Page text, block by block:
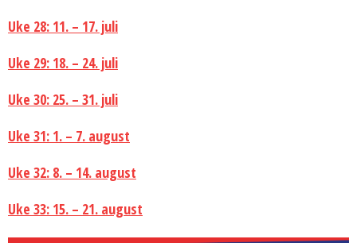
Uke 28: 11. – 17. juli
Uke 29: 18. – 24. juli
Uke 30: 25. – 31. juli
Uke 31: 1. – 7. august
Uke 32: 8. – 14. august
Uke 33: 15. – 21. august